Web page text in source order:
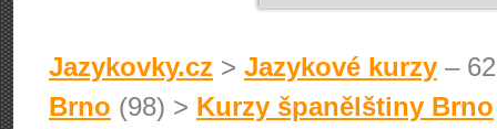
Jazykovky.cz > Jazykové kurzy –
Brno (98) > Kurzy španělštiny Brno